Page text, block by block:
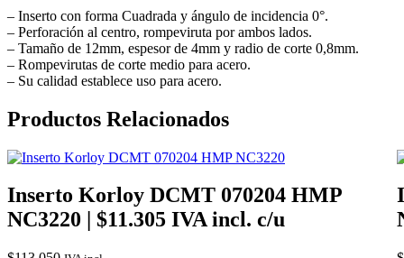
cantidad
– Inserto con forma Cuadrada y ángulo de incidencia 0°.
– Perforación al centro, rompeviruta por ambos lados.
– Tamaño de 12mm, espesor de 4mm y radio de corte 0,8mm.
– Rompevirutas de corte medio para acero.
– Su calidad establece uso para acero.
Productos Relacionados
Inserto Korloy DCMT 070204 HMP
NC3220 | $11.305 IVA incl. c/u